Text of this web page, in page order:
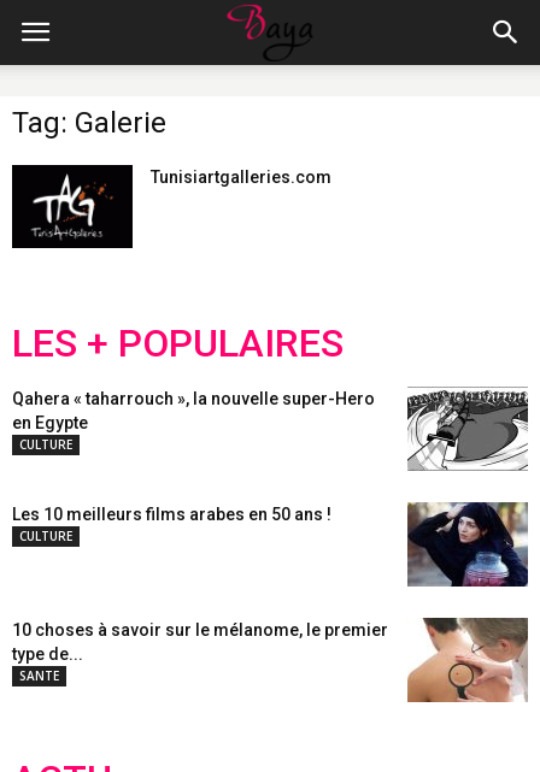
Tag: Galerie
Tunisiartgalleries.com
LES + POPULAIRES
Qahera « taharrouch », la nouvelle super-Hero
en Egypte
CULTURE
Les 10 meilleurs films arabes en 50 ans !
CULTURE
10 choses à savoir sur le mélanome, le premier
type de...
SANTE